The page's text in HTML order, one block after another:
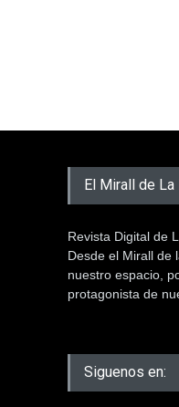
El Mirall de La
Revista Digital de
Desde el Mirall de
nuestro espacio,
protagonista de
Siguenos en: